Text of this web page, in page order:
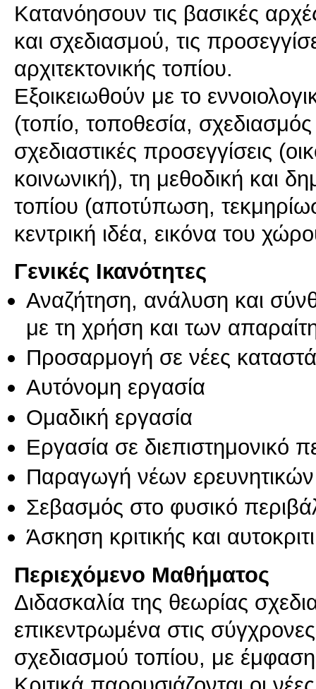
Κατανόησουν τις βασικές
και σχεδιασμού, τις
αρχιτεκτονικής τοπίου.
Εξοικειωθούν με το
(τοπίο, τοποθεσία, σχεδιασμός
σχεδιαστικές προσεγγίσεις
κοινωνική), τη μεθοδική και
τοπίου (αποτύπωση,
κεντρική ιδέα, εικόνα του
Γενικές Ικανότητες
Αναζήτηση, ανάλυση και
με τη χρήση και των
Προσαρμογή σε νέες
Αυτόνομη εργασία
Ομαδική εργασία
Εργασία σε διεπιστημονικό
Παραγωγή νέων
Σεβασμός στο φυσικό
Άσκηση κριτικής και
Περιεχόμενο Μαθήματος
Διδασκαλία της θεωρίας
επικεντρωμένα στις σύγχρονες
σχεδιασμού τοπίου, με